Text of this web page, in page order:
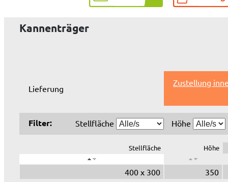
Kannenträger
Lieferung
Zustellung
Filter: Stellfläche Höhe
Stellfläche Höhe
400 x 300 350